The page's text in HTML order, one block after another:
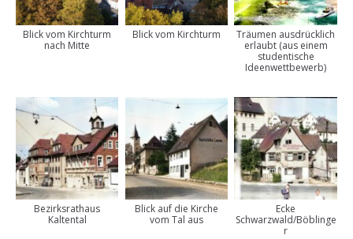
Blick vom Kirchturm
nach Mitte
Blick vom Kirchturm
Träumen ausdrücklich
erlaubt (aus einem
studentische
Ideenwettbewerb)
Bezirksrathaus
Kaltental
Blick auf die Kirche
vom Tal aus
Ecke
Schwarzwald/Böblinge
r